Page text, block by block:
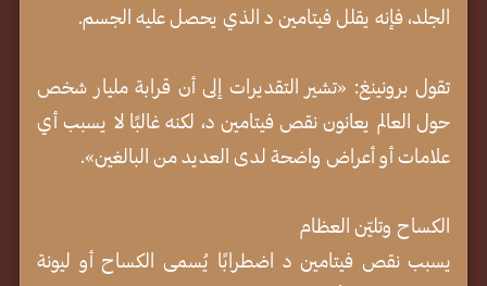
الجلد، فإنه يقلل فيتامين د الذي يحصل عليه الجسم.
تقول برونينغ: «تشير التقديرات إلى أن قرابة مليار شخص
حول العالم يعانون نقص فيتامين د، لكنه غالبًا لا يسبب أي
علامات أو أعراض واضحة لدى العديد من البالغين».
الكساح وتليّن العظام
يسبب نقص فيتامين د اضطرابًا يُسمى الكساح أو ليونة